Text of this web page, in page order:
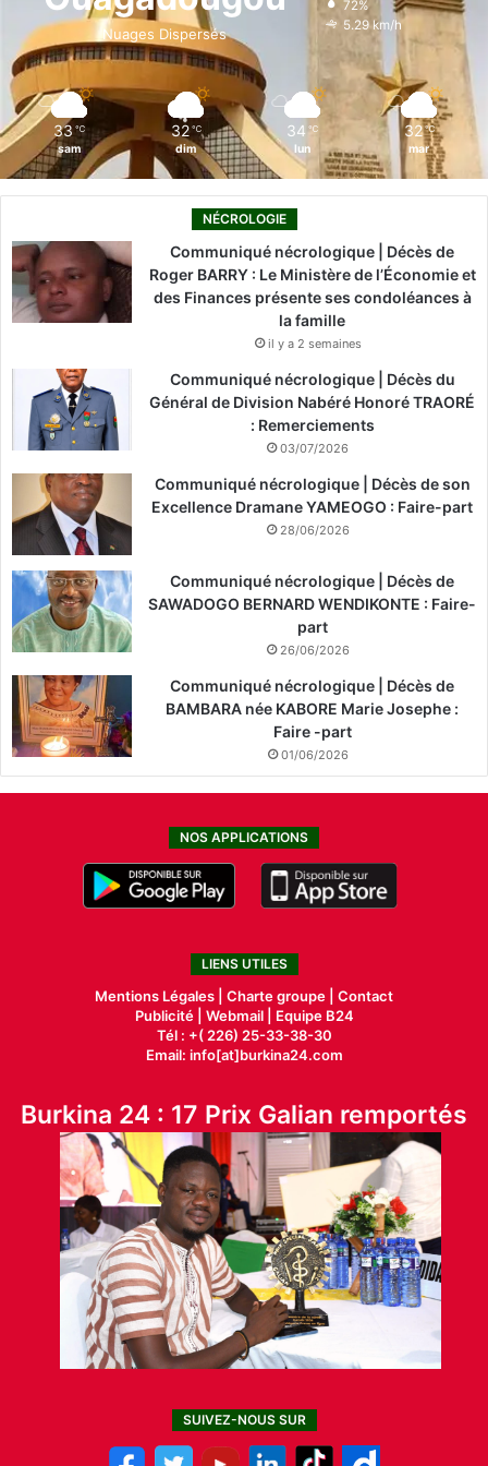
o
k
i
n
r
Nuages Dispersés
72%
5.29 km/h
33 ℃
sam
32 ℃
dim
34 ℃
lun
32 ℃
mar
NÉCROLOGIE
Communiqué nécrologique | Décès de
Roger BARRY : Le Ministère de l’Économie et
des Finances présente ses condoléances à
la famille
il y a 2 semaines
Communiqué nécrologique | Décès du
Général de Division Nabéré Honoré TRAORÉ
: Remerciements
03/07/2026
Communiqué nécrologique | Décès de son
Excellence Dramane YAMEOGO : Faire-part
28/06/2026
Communiqué nécrologique | Décès de
SAWADOGO BERNARD WENDIKONTE : Faire-
part
26/06/2026
Communiqué nécrologique | Décès de
BAMBARA née KABORE Marie Josephe :
Faire -part
01/06/2026
NOS APPLICATIONS
LIENS UTILES
Mentions Légales | Charte groupe | Contact
Publicité| Webmail |
Equipe B24
Tél : +( 226) 25-33-38-30
Email: info[at]burkina24.com
Burkina 24 : 17 Prix Galian remportés
SUIVEZ-NOUS SUR